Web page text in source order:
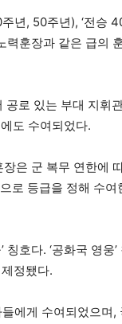
, 50주년), ‘전승 40
력훈장과 같은 급의
로 있는 부대 지휘
도 수여되었다.
은 군 복무 연한에
로 등급을 정해 수
칭호다. ‘공화국 영
정됐다.
에게 수여되었으며